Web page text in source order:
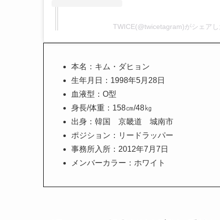
TWICE(@twicetagram)がシェア
本名：キム・ダヒョン
生年月日：1998年5月28日
血液型：O型
身長/体重：158㎝/48㎏
出身：韓国 京畿道 城南市
ポジション：リードラッパー
事務所入所：2012年7月7日
メンバーカラー：ホワイト